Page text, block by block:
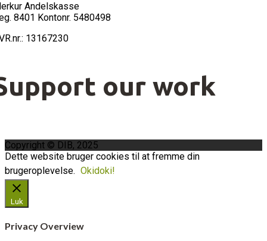
Andelskasse
8401 Kontonr. 5480498
13167230
our work
Copyright © DIB, 2025
Dette website bruger cookies til at fremme din
brugeroplevelse. Okidoki!
Luk
Privacy Overview